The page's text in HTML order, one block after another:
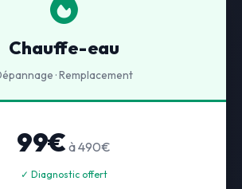
Chauffe-eau
· Remplacement
99€ à 490€
✓ Diagnostic offert